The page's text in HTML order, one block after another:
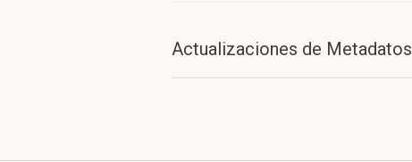
Actualizaciones de Metadatos